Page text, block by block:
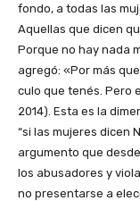
fondo, a todas las
Aquellas que dicen
Porque no hay nada
agregó: «Por más
culo que tenés. Pero
2014). Esta es la
“si las mujeres dicen
argumento que
los abusadores y
no presentarse a